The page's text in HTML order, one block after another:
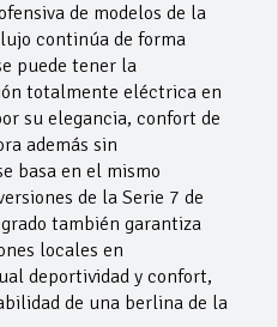
de modelos de la
continúa de forma
puede tener la
totalmente eléctrica en
su elegancia, confort de
además sin
basa en el mismo
de la Serie 7 de
también garantiza
locales en
deportividad y confort,
de una berlina de la